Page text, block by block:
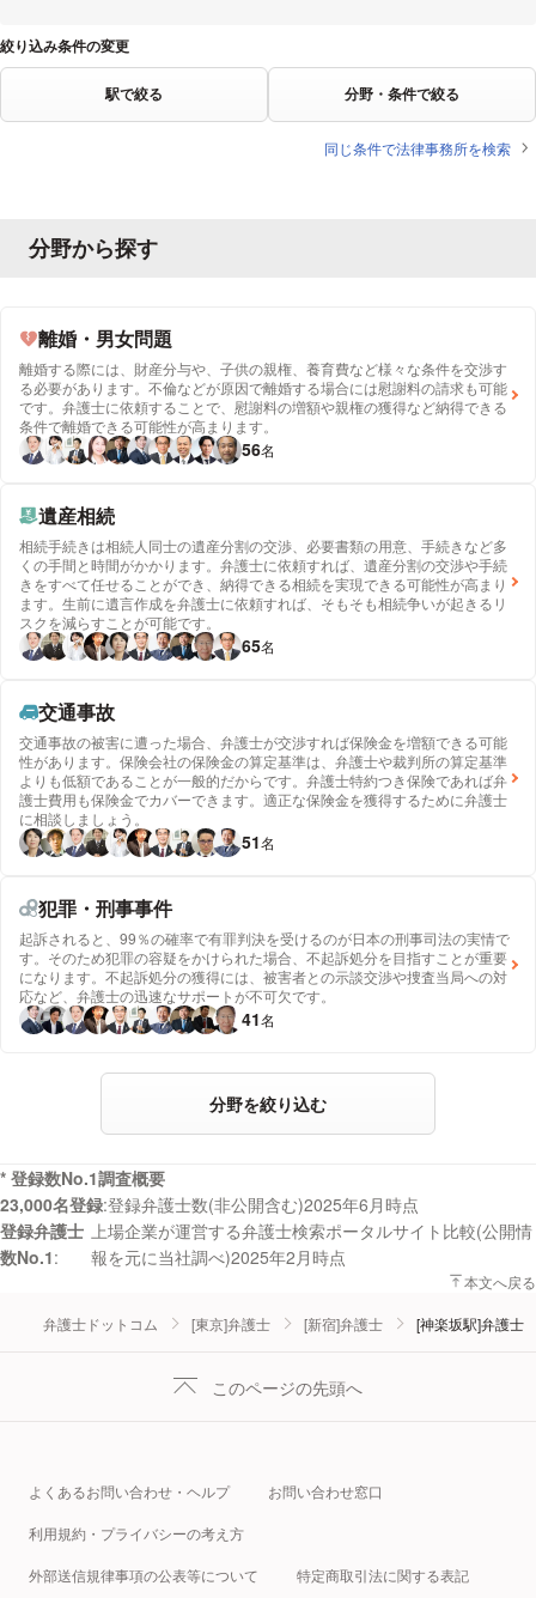
絞り込み条件の変更
駅で絞る 分野・条件で絞る
同じ条件で法律事務所を検索
分野から探す
離婚・男女問題
離婚する際には、財産分与や、子供の親権、養育費など様々な条件を交渉す
る必要があります。不倫などが原因で離婚する場合には慰謝料の請求も可能
です。弁護士に依頼することで、慰謝料の増額や親権の獲得など納得できる
条件で離婚できる可能性が高まります。
56名
遺産相続
相続手続きは相続人同士の遺産分割の交渉、必要書類の用意、手続きなど多
くの手間と時間がかかります。弁護士に依頼すれば、遺産分割の交渉や手続
きをすべて任せることができ、納得できる相続を実現できる可能性が高まり
ます。生前に遺言作成を弁護士に依頼すれば、そもそも相続争いが起きるリ
スクを減らすことが可能です。
65名
交通事故
交通事故の被害に遭った場合、弁護士が交渉すれば保険金を増額できる可能
性があります。保険会社の保険金の算定基準は、弁護士や裁判所の算定基準
よりも低額であることが一般的だからです。弁護士特約つき保険であれば弁
護士費用も保険金でカバーできます。適正な保険金を獲得するために弁護士
に相談しましょう。
51名
犯罪・刑事事件
起訴されると、99％の確率で有罪判決を受けるのが日本の刑事司法の実情で
す。そのため犯罪の容疑をかけられた場合、不起訴処分を目指すことが重要
になります。不起訴処分の獲得には、被害者との示談交渉や捜査当局への対
応など、弁護士の迅速なサポートが不可欠です。
41名
分野を絞り込む
* 登録数No.1調査概要
23,000名登録 登録弁護士数(非公開含む)2025年6月時点
登録弁護士
数No.1
上場企業が運営する弁護士検索ポータルサイト比較(公開情
報を元に当社調べ)2025年2月時点
本文へ戻る
弁護士ドットコム [東京]弁護士 [新宿]弁護士 [神楽坂駅]弁護士
このページの先頭へ
よくあるお問い合わせ・ヘルプ お問い合わせ窓口
利用規約・プライバシーの考え方
外部送信規律事項の公表等について 特定商取引法に関する表記